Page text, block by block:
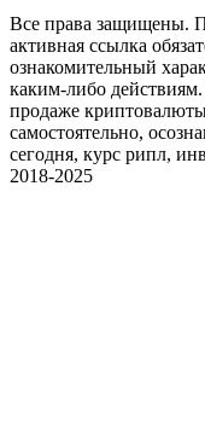
Все права защищены.
активная ссылка
ознакомительный
каким-либо
продаже
самостоятельно,
сегодня, курс рипл,
2018-2025